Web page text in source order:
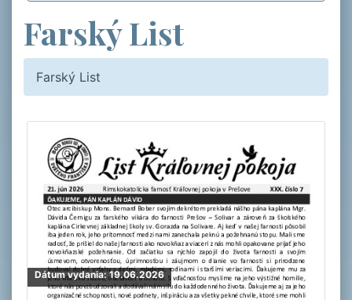
Farský List
Farský List
Dátum vydania: 19.06.2026